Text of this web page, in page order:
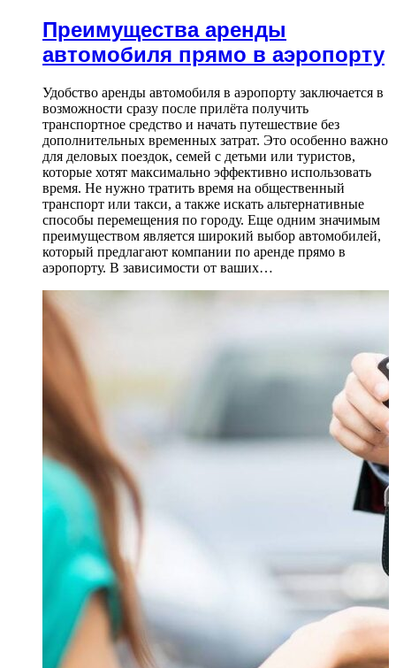
Преимущества аренды
автомобиля прямо в аэропорту
Удобство аренды автомобиля в аэропорту заключается в
возможности сразу после прилёта получить
транспортное средство и начать путешествие без
дополнительных временных затрат. Это особенно важно
для деловых поездок, семей с детьми или туристов,
которые хотят максимально эффективно использовать
время. Не нужно тратить время на общественный
транспорт или такси, а также искать альтернативные
способы перемещения по городу. Еще одним значимым
преимуществом является широкий выбор автомобилей,
который предлагают компании по аренде прямо в
аэропорту. В зависимости от ваших…